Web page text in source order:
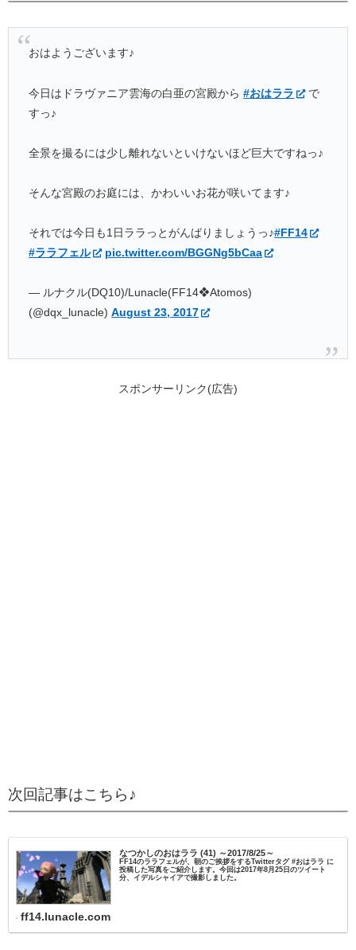
おはようございます♪
今日はドラヴァニア雲海の白亜の宮殿から#おはララ
で
すっ♪
全景を撮るには少し離れないといけないほど巨大ですねっ♪
そんな宮殿のお庭には、かわいいお花が咲いてます♪
それでは今日も1日ララっとがんばりましょうっ♪#FF14
#ララフェル
pic.twitter.com/BGGNg5bCaa
— ルナクル(DQ10)/Lunacle(FF14❖Atomos)
(@dqx_lunacle)August 23, 2017
スポンサーリンク(広告)
次回記事はこちら♪
なつかしのおはララ (41) ～2017/8/25～
FF14のララフェルが、朝のご挨拶をするTwitterタグ #おはララ に
投稿した写真をご紹介します。今回は2017年8月25日のツイート
分、イデルシャイアで撮影しました。
ff14.lunacle.com